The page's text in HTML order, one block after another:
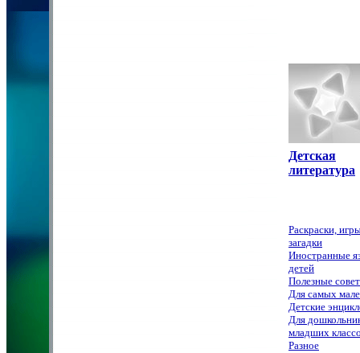
Детская
литература
Раскраски,
загадки
Иностранные
детей
Полезные
Для самых
Детские
Для
младших
Разное